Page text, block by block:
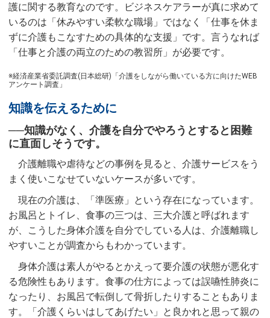
護に関する教育なのです。ビジネスケアラーが真に求めて
いるのは「休みやすい柔軟な職場」ではなく「仕事を休ま
ずに介護もこなすための具体的な支援」です。言うなれば
「仕事と介護の両立のための教習所」が必要です。
※経済産業省委託調査(日本総研)「介護をしながら働いている方に向けたWEB
アンケート調査」
知識を伝えるために
──知識がなく、介護を自分でやろうとすると困難
に直面しそうです。
介護離職や虐待などの事例を見ると、介護サービスをう
まく使いこなせていないケースが多いです。
現在の介護は、「準医療」という存在になっています。
お風呂とトイレ、食事の三つは、三大介護と呼ばれます
が、こうした身体介護を自分でしている人は、介護離職し
やすいことが調査からもわかっています。
身体介護は素人がやるとかえって要介護の状態が悪化す
る危険性もあります。食事の仕方によっては誤嚥性肺炎に
なったり、お風呂で転倒して骨折したりすることもありま
す。「介護くらいはしてあげたい」と良かれと思って親の